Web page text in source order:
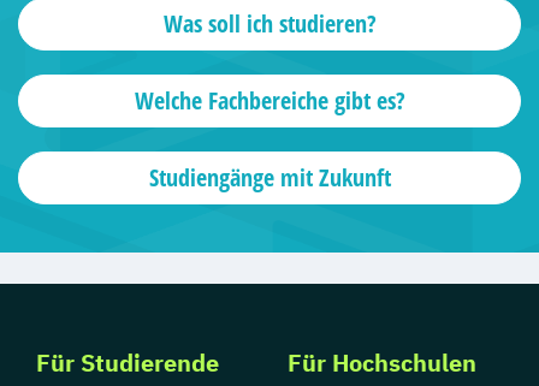
Was soll ich studieren?
Welche Fachbereiche gibt es?
Studiengänge mit Zukunft
Für Studierende Für Hochschulen